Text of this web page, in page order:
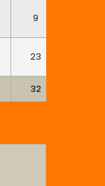
9
23
32